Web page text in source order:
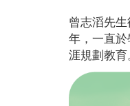
曾志滔先
年，一直
涯規劃教育